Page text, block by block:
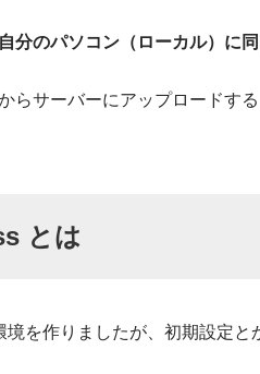
自分のパソコン（ローカル）に
らサーバーにアップロードす
とは
を作りましたが、初期設定と